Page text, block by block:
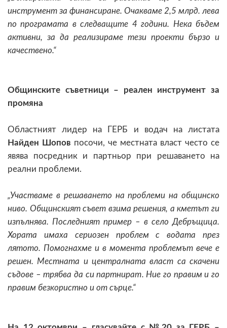
инструмент за финансиране. Очакваме 2,5 млрд. лева
по програмата в следващите 4 години. Нека бъдем
активни, за да реализираме тези проекти бързо и
качествено.“
Общинските съветници – реален инструмент за
промяна
Областният лидер на ГЕРБ и водач на листата
Найден Шопов посочи, че местната власт често се
явява посредник и партньор при решаването на
реални проблеми.
„Участваме в решаването на проблеми на общинско
ниво. Общинският съвет взима решения, а кметът ги
изпълнява. Последният пример – в село Дебръщица.
Хората имаха сериозен проблем с водата през
лятото. Помогнахме и в момента проблемът вече е
решен. Местната и централната власт са скачени
съдове – трябва да си партнират. Ние го правим и го
правим безкористно и от сърце.“